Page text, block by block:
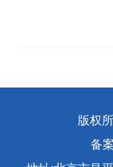
版权
备